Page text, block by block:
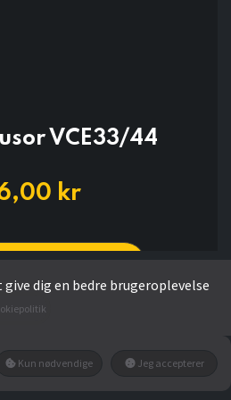
VCE33/44
kr
dig en bedre brugeroplevelse
Kun nødvendige Jeg accepterer